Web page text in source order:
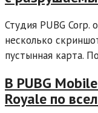
Студия PUBG Corp.
несколько
пустынная карта.
В PUBG
Royale по